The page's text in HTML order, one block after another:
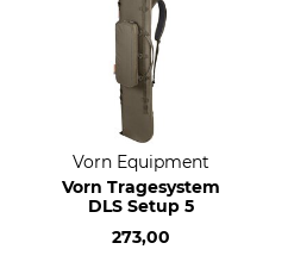
Vorn Equipment
Vorn Tragesystem
DLS Setup 5
273,00